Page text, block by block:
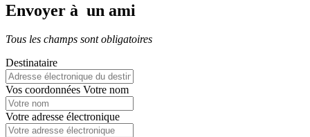
Envoyer à un ami
Tous les champs sont obligatoires
Destinataire
Vos coordonnées Votre nom
Votre adresse électronique